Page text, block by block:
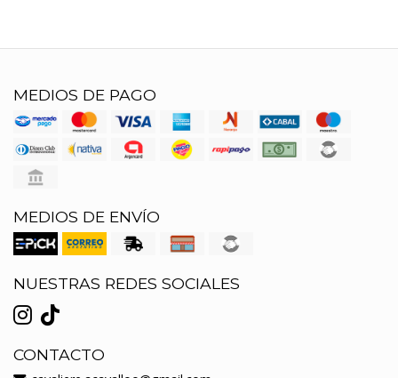
MEDIOS DE PAGO
MEDIOS DE ENVÍO
NUESTRAS REDES SOCIALES
CONTACTO